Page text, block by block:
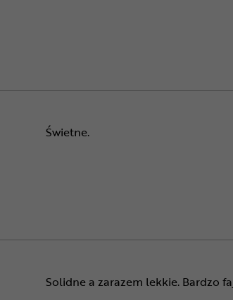
Świetne.
Solidne a zarazem lekkie. Bardzo